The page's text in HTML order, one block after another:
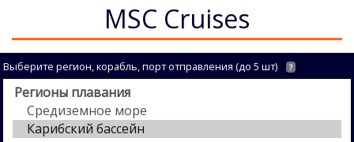
MSC Cruises
Выберите регион, корабль, порт отправления (до 5 шт) ?